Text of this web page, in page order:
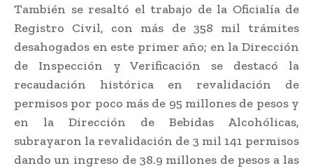
También se resaltó el trabajo de la Oficialía de
Registro Civil, con más de 358 mil trámites
desahogados en este primer año; en la Dirección
de Inspección y Verificación se destacó la
recaudación histórica en revalidación de
permisos por poco más de 95 millones de pesos y
en la Dirección de Bebidas Alcohólicas,
subrayaron la revalidación de 3 mil 141 permisos
dando un ingreso de 38.9 millones de pesos a las